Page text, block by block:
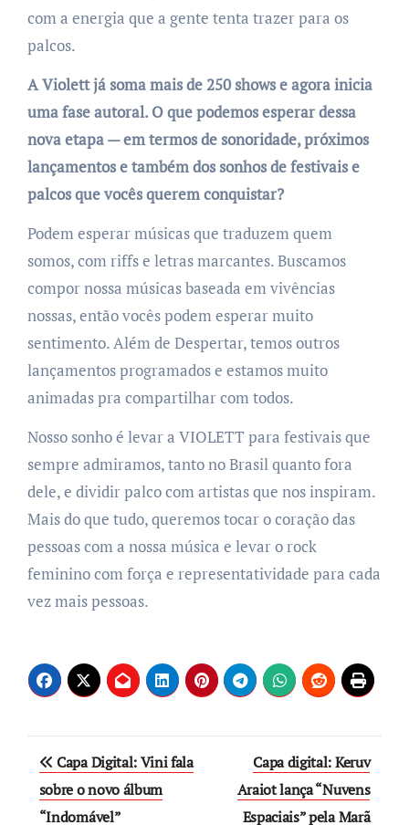
com a energia que a gente tenta trazer para os
palcos.
A Violett já soma mais de 250 shows e agora inicia
uma fase autoral. O que podemos esperar dessa
nova etapa — em termos de sonoridade, próximos
lançamentos e também dos sonhos de festivais e
palcos que vocês querem conquistar?
Podem esperar músicas que traduzem quem
somos, com riffs e letras marcantes. Buscamos
compor nossa músicas baseada em vivências
nossas, então vocês podem esperar muito
sentimento. Além de Despertar, temos outros
lançamentos programados e estamos muito
animadas pra compartilhar com todos.
Nosso sonho é levar a VIOLETT para festivais que
sempre admiramos, tanto no Brasil quanto fora
dele, e dividir palco com artistas que nos inspiram.
Mais do que tudo, queremos tocar o coração das
pessoas com a nossa música e levar o rock
feminino com força e representatividade para cada
vez mais pessoas.
Post
navigation
Capa Digital: Vini fala
sobre o novo álbum
“Indomável”
Capa digital: Keruv
Araiot lança “Nuvens
Espaciais” pela Marã